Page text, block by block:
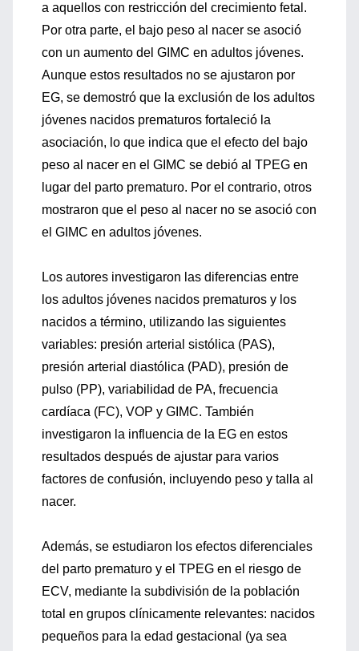
a aquellos con restricción del crecimiento fetal.
Por otra parte, el bajo peso al nacer se asoció
con un aumento del GIMC en adultos jóvenes.
Aunque estos resultados no se ajustaron por
EG, se demostró que la exclusión de los adultos
jóvenes nacidos prematuros fortaleció la
asociación, lo que indica que el efecto del bajo
peso al nacer en el GIMC se debió al TPEG en
lugar del parto prematuro. Por el contrario, otros
mostraron que el peso al nacer no se asoció con
el GIMC en adultos jóvenes.
Los autores investigaron las diferencias entre
los adultos jóvenes nacidos prematuros y los
nacidos a término, utilizando las siguientes
variables: presión arterial sistólica (PAS),
presión arterial diastólica (PAD), presión de
pulso (PP), variabilidad de PA, frecuencia
cardíaca (FC), VOP y GIMC. También
investigaron la influencia de la EG en estos
resultados después de ajustar para varios
factores de confusión, incluyendo peso y talla al
nacer.
Además, se estudiaron los efectos diferenciales
del parto prematuro y el TPEG en el riesgo de
ECV, mediante la subdivisión de la población
total en grupos clínicamente relevantes: nacidos
pequeños para la edad gestacional (ya sea